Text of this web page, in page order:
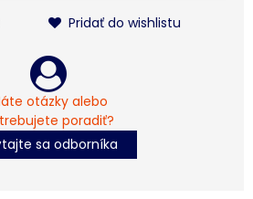
Pridať do wishlistu
otázky alebo
poradiť?
sa odborníka